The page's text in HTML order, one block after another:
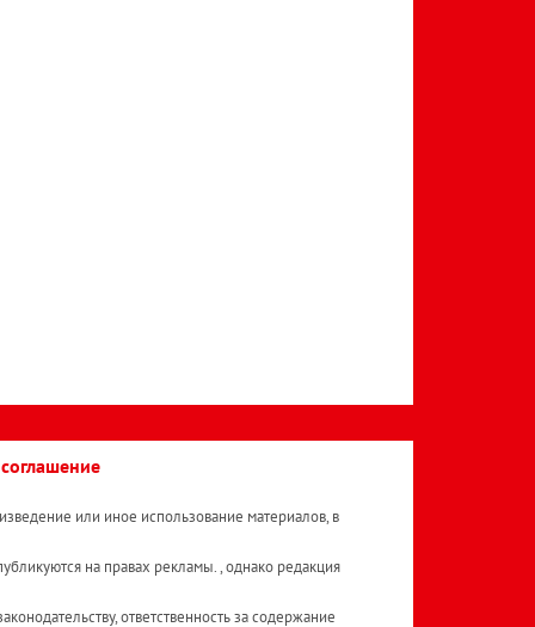
или иное использование материалов, в
на правах рекламы. , однако редакция
ответственность за содержание